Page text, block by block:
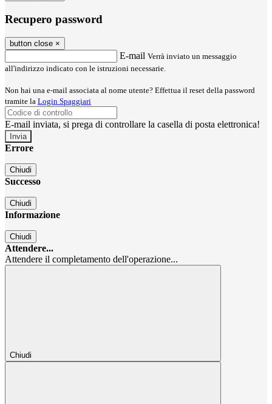
Recupero password
button close ×
E-mail Verrà inviato un messaggio
all'indirizzo indicato con le istruzioni necessarie.
Non hai una e-mail associata al nome utente? Effettua il reset della password
tramite la Login Spaggiari
E-mail inviata, si prega di controllare la casella di posta elettronica!
Errore
Chiudi
Successo
Chiudi
Informazione
Chiudi
Attendere...
Attendere il completamento dell'operazione...
Chiudi